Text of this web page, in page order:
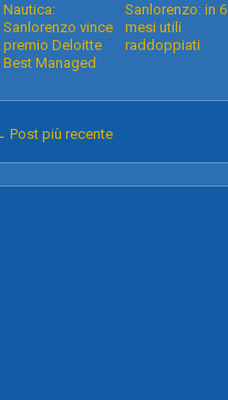
Nautica:
Sanlorenzo vince
premio Deloitte
Best Managed
Sanlorenzo: in 6
mesi utili
raddoppiati
Post più recente